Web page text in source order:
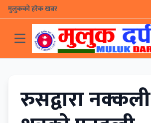
मुलुकको हरेक खबर
रुसद्वारा नक्कली